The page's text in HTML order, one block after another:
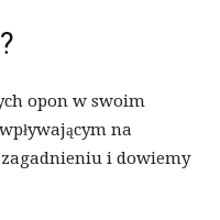
opon w swoim
na
i dowiemy